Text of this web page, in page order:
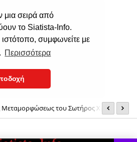
μια σειρά από
το Siatista-Info.
συμφωνείτε με
Περισσότερα
Μεταμορφώσεως του Σωτήρος Χριστού